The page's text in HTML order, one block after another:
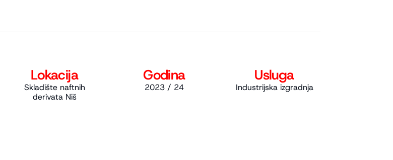
Lokacija
Skladište naftnih
derivata Niš
Godina
2023 / 24
Usluga
Industrijska izgradnja